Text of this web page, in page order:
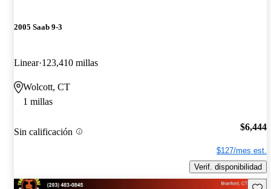
2005 Saab 9-3
Linear 123,410 millas
Wolcott, CT
1 millas
Sin calificación $6,444
$127/mes est.
Verif. disponibilidad